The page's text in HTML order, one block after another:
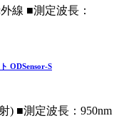
線 ■測定波長：
ODSensor-S
) ■測定波長：950nm